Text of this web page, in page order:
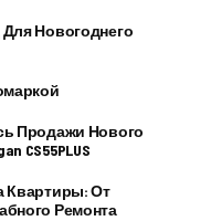
Новогоднего
Продажи Нового
CS55PLUS
Квартиры: От
Ремонта